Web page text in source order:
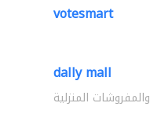
votesmart
dally mall
والمفروشات المنزلية